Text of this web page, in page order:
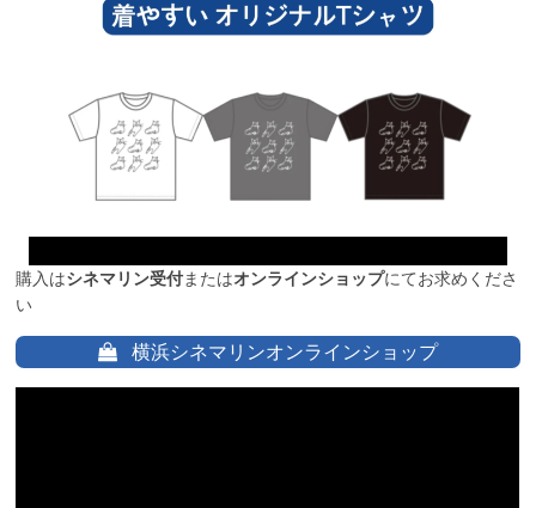
購入はシネマリン受付またはオンラインショップにてお求めくださ
い
横浜シネマリンオンラインショップ